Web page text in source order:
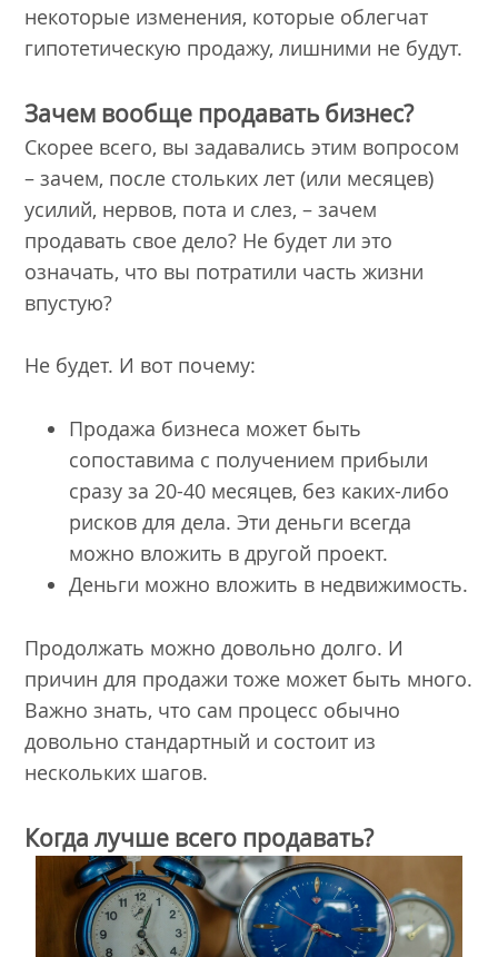
некоторые изменения, которые облегчат
гипотетическую продажу, лишними не будут.
Зачем вообще продавать бизнес?
Скорее всего, вы задавались этим вопросом
– зачем, после стольких лет (или месяцев)
усилий, нервов, пота и слез, – зачем
продавать свое дело? Не будет ли это
означать, что вы потратили часть жизни
впустую?
Не будет. И вот почему:
Продажа бизнеса может быть
сопоставима с получением прибыли
сразу за 20-40 месяцев, без каких-либо
рисков для дела. Эти деньги всегда
можно вложить в другой проект.
Деньги можно вложить в недвижимость.
Продолжать можно довольно долго. И
причин для продажи тоже может быть много.
Важно знать, что сам процесс обычно
довольно стандартный и состоит из
нескольких шагов.
Когда лучше всего продавать?